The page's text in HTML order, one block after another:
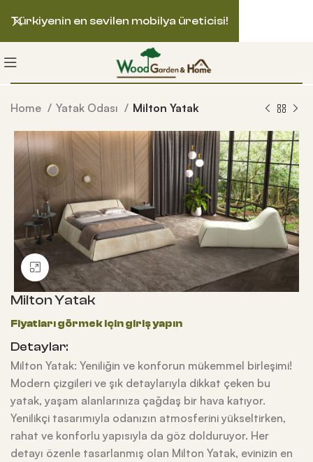
Home Yatak Odası Milton Yatak
Büyütmek için tıklayın
Milton Yatak
Detaylar:
Milton Yatak: Yeniliğin ve konforun mükemmel birleşimi!
Modern çizgileri ve şık detaylarıyla dikkat çeken bu
yatak, yaşam alanlarınıza çağdaş bir hava katıyor.
Yenilikçi tasarımıyla odanızın atmosferini yükseltirken,
rahat ve konforlu yapısıyla da göz dolduruyor. Her
detayı özenle tasarlanmış olan Milton Yatak, evinizin en
Türkiyenin en sevilen mobilya üreticisi!